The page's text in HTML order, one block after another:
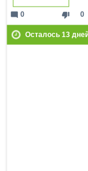
thumb_down 0
mode_comment 0
Осталось 13